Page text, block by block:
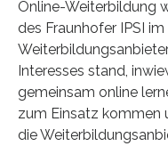
Online-Weiterbildung
des Fraunhofer IPSI
Interesses stand,
gemeinsam online
zum Einsatz kommen
die